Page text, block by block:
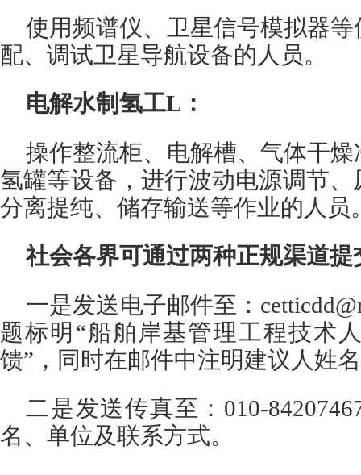
使用频谱仪、卫星信号模拟器
配、调试卫星导航设备的人员。
电解水制氢工L：
操作整流柜、电解槽、气体干
氢罐等设备，进行波动电源调节
分离提纯、储存输送等作业的人员
社会各界可通过两种正规渠道提
一是发送电子邮件至：
题标明“船舶岸基管理工程技术
馈”，同时在邮件中注明建议人姓
二是发送传真至：010-
名、单位及联系方式。